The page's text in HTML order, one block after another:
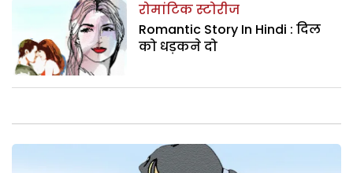
रोमांटिक स्टोरीज
Romantic Story In Hindi : दिल
को धड़कने दो